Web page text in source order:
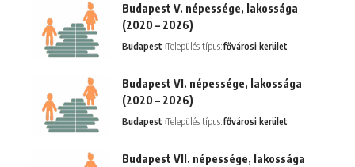
Budapest V. népessége, lakossága
(2020 – 2026)
Budapest Település típus:fővárosi kerület
Budapest VI. népessége, lakossága
(2020 – 2026)
Budapest Település típus:fővárosi kerület
Budapest VII. népessége, lakossága